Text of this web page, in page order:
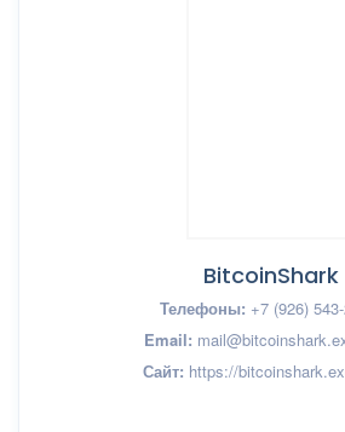
BitcoinShark
Телефоны: +7 (926)
Email:
Сайт: https://